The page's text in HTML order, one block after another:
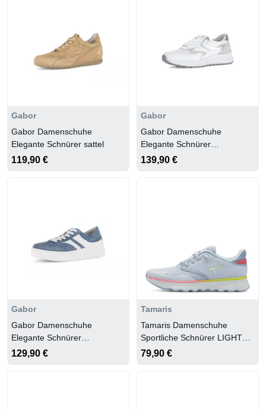
Gabor
Gabor Damenschuhe
Elegante Schnürer sattel
119,90 €
Gabor
Gabor Damenschuhe
Elegante Schnürer
weiss/white/silber
139,90 €
Gabor
Gabor Damenschuhe
Elegante Schnürer
heaven/weiss
129,90 €
Tamaris
Tamaris Damenschuhe
Sportliche Schnürer LIGHT
BLUE COMB
79,90 €